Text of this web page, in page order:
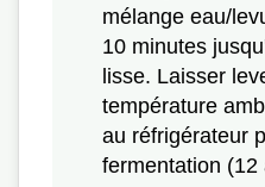
mélange eau/
10 minutes
lisse. Laisser
température
au réfrigérateur
fermentation (12